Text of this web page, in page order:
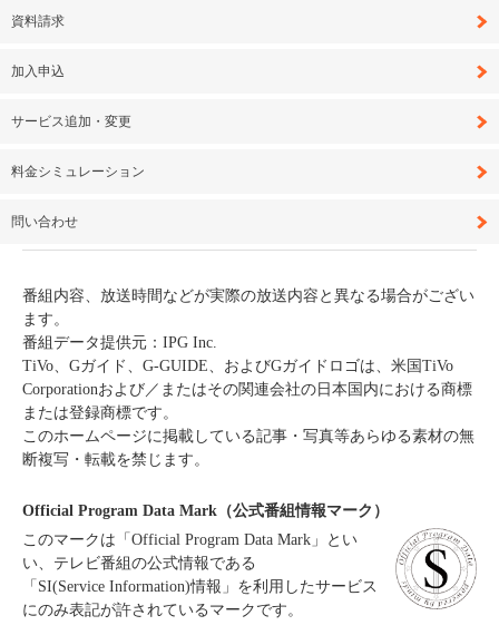
資料請求
加入申込
サービス追加・変更
料金シミュレーション
問い合わせ
番組内容、放送時間などが実際の放送内容と異なる場合がござい
ます。
番組データ提供元：IPG Inc.
TiVo、Gガイド、G-GUIDE、およびGガイドロゴは、米国TiVo
Corporationおよび／またはその関連会社の日本国内における商標
または登録商標です。
このホームページに掲載している記事・写真等あらゆる素材の無
断複写・転載を禁じます。
Official Program Data Mark（公式番組情報マーク）
このマークは「Official Program Data Mark」とい
い、テレビ番組の公式情報である
「SI(Service Information)情報」を利用したサービス
にのみ表記が許されているマークです。